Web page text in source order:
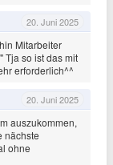
20. Juni 2025
Mitarbeiter
Tja so ist das mit
erforderlich^^
20. Juni 2025
auszukommen,
nächste
ohne